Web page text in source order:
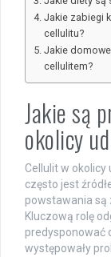
Jakie zabiegi
cellulitu?
Jakie
cellulitem?
Jakie są
okolicy
Cellulit w
często jest
powstawania są
Kluczową rolę
predysponować
występowały